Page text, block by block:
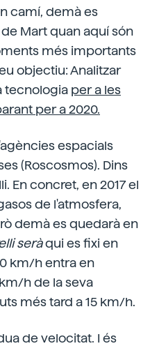
camí, demà es
Mart quan aquí són
més importants
objectiu: Analitzar
tecnologia per a les
per a 2020.
espacials
(Roscosmos). Dins
En concret, en 2017 el
de l'atmosfera,
demà es quedarà en
seràqui es fixi en
km/h entra en
h de la seva
més tard a 15 km/h.
de velocitat. I és